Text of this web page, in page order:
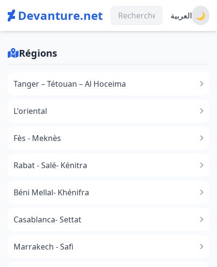
Devanture.net العربية 🌙
Régions
Tanger – Tétouan – Al Hoceima
L'oriental
Fès - Meknès
Rabat - Salé- Kénitra
Béni Mellal- Khénifra
Casablanca- Settat
Marrakech - Safi